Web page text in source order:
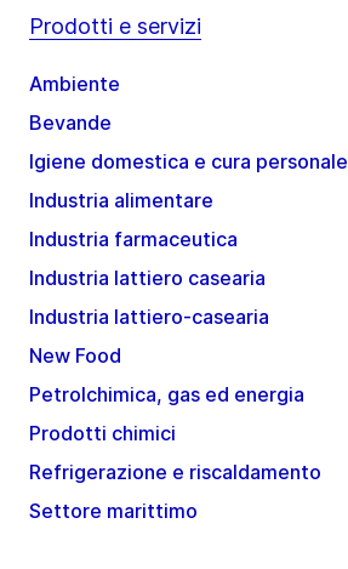
Prodotti e servizi
Ambiente
Bevande
Igiene domestica e cura personale
Industria alimentare
Industria farmaceutica
Industria lattiero casearia
Industria lattiero-casearia
New Food
Petrolchimica, gas ed energia
Prodotti chimici
Refrigerazione e riscaldamento
Settore marittimo